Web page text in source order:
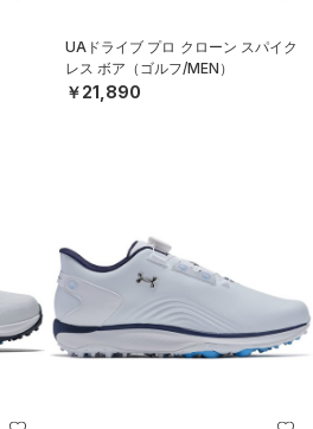
UAドライブ プロ クローン スパイク
レス ボア（ゴルフ/MEN）
￥21,890